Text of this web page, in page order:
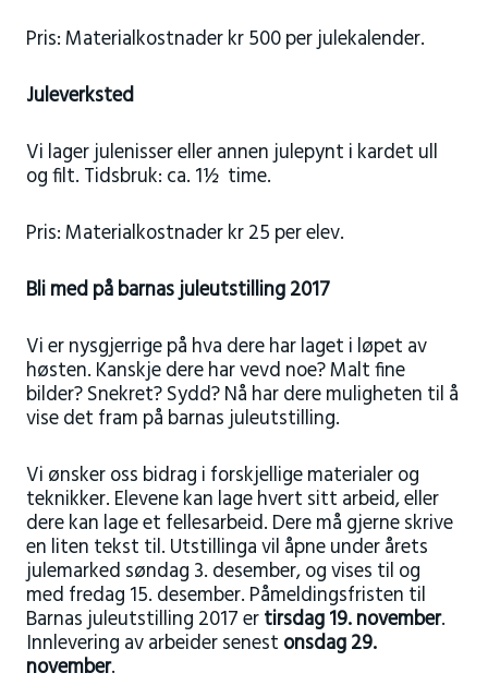
Pris: Materialkostnader kr 500 per julekalender.
Juleverksted
Vi lager julenisser eller annen julepynt i kardet ull
og filt. Tidsbruk: ca. 1½ time.
Pris: Materialkostnader kr 25 per elev.
Bli med på barnas juleutstilling 2017
Vi er nysgjerrige på hva dere har laget i løpet av
høsten. Kanskje dere har vevd noe? Malt fine
bilder? Snekret? Sydd? Nå har dere muligheten til å
vise det fram på barnas juleutstilling.
Vi ønsker oss bidrag i forskjellige materialer og
teknikker. Elevene kan lage hvert sitt arbeid, eller
dere kan lage et fellesarbeid. Dere må gjerne skrive
en liten tekst til. Utstillinga vil åpne under årets
julemarked søndag 3. desember, og vises til og
med fredag 15. desember. Påmeldingsfristen til
Barnas juleutstilling 2017 ertirsdag 19. november.
Innlevering av arbeider senest onsdag 29.
november.